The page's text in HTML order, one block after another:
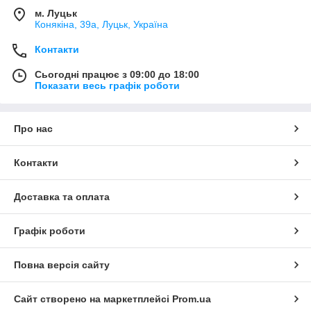
м. Луцьк
Конякіна, 39а, Луцьк, Україна
Контакти
Сьогодні працює з 09:00 до 18:00
Показати весь графік роботи
Про нас
Контакти
Доставка та оплата
Графік роботи
Повна версія сайту
Сайт створено на маркетплейсі Prom.ua